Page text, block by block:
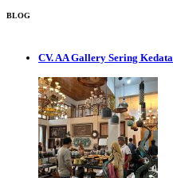
BLOG
CV. AA Gallery Sering